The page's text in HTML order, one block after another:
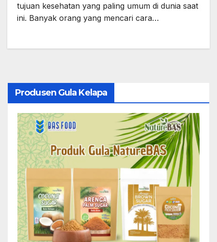
tujuan kesehatan yang paling umum di dunia saat
ini. Banyak orang yang mencari cara…
Produsen Gula Kelapa